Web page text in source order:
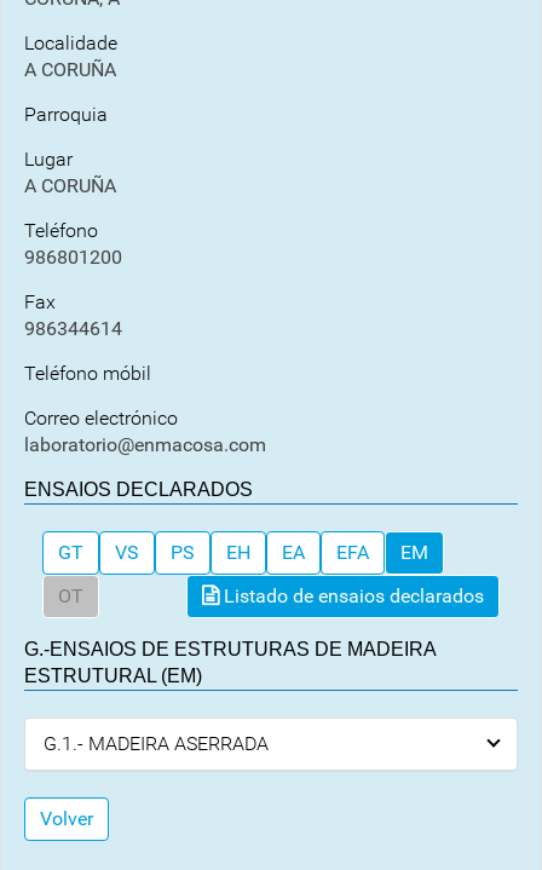
Localidade
A CORUÑA
Parroquia
Lugar
A CORUÑA
Teléfono
986801200
Fax
986344614
Teléfono móbil
Correo electrónico
laboratorio@enmacosa.com
ENSAIOS DECLARADOS
GT VS PS EH EA EFA
EM
OT
Listado de ensaios declarados
G.-ENSAIOS DE ESTRUTURAS DE MADEIRA
ESTRUTURAL (EM)
G.1.- MADEIRA ASERRADA
Volver